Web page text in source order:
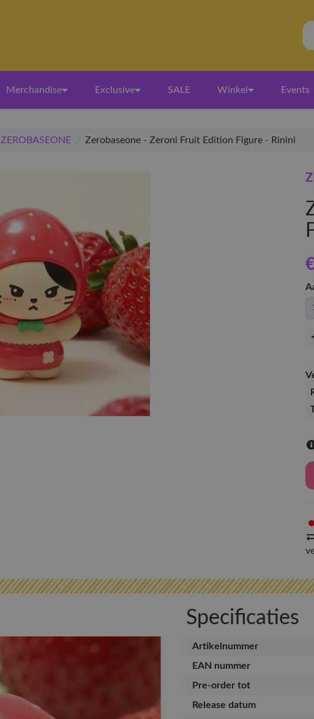
Merchandise Exclusive SALE Winkel Events
ZEROBASEONE / Zerobaseone - Zeroni Fruit Edition Figure - Rinini
Specificaties
Artikelnummer
EAN nummer
Pre-order tot
Release datum